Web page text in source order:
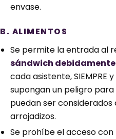
envase.
B. ALIMENTOS
Se permite la entrada al
sándwich
cada asistente, SIEMPRE
supongan un peligro
puedan ser
arrojadizos.
Se prohíbe el acceso con